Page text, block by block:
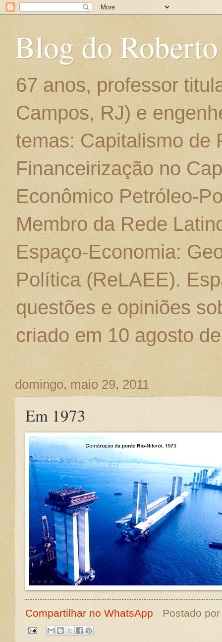
Blog do
67 anos, professor
Campos, RJ) e
temas: Capitalismo de
Financeirização no
Econômico Petróleo-
Membro da Rede
Espaço-Economia:
Política (ReLAEE).
questões e opiniões
criado em 10 agosto
domingo, maio 29, 2011
Em 1973
Compartilhar no WhatsApp Postado